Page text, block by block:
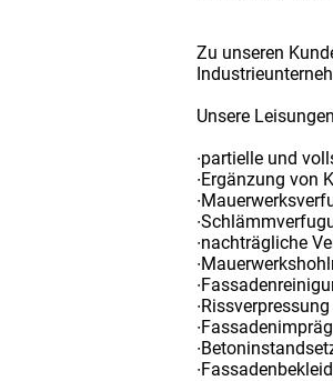
Zu unseren
Unsere
∙partielle und
∙Ergänzung von
∙nachträgliche